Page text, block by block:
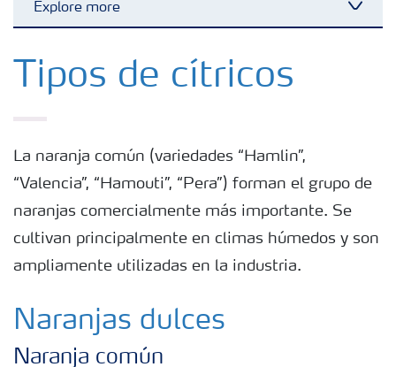
Explore more
Fertilizantes
Cultivos
Tipos de cítricos
La naranja común (variedades “Hamlin”,
“Valencia”, “Hamouti”, “Pera”) forman el grupo de
naranjas comercialmente más importante. Se
cultivan principalmente en climas húmedos y son
ampliamente utilizadas en la industria.
Naranjas dulces
Naranja común